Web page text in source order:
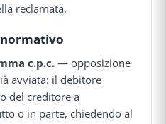
reclamata.
c.p.c. — opposizione
avviata: il debitore
del creditore a
o in parte, chiedendo al